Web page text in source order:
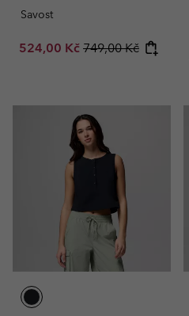
Savost
Sale price:
524,00 Kč Regular price:
749,00 Kč